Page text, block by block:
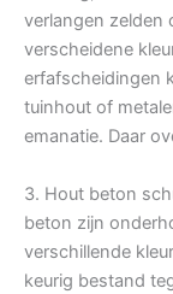
verlangen zelden
verscheidene
erfafscheidingen
tuinhout of
emanatie. Daar
3. Hout beton
beton zijn
verschillende
keurig bestand